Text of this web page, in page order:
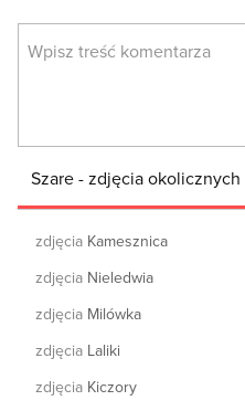
Szare - zdjęcia
zdjęcia Kamesznica
zdjęcia Nieledwia
zdjęcia Milówka
zdjęcia Laliki
zdjęcia Kiczory